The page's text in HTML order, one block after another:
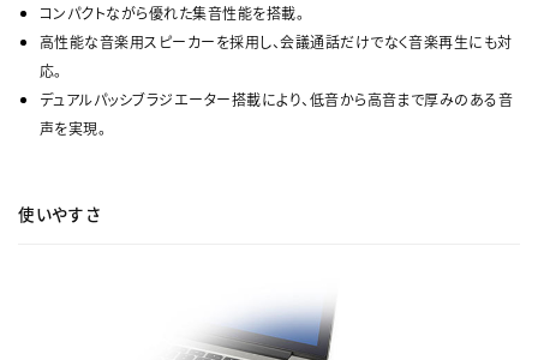
コンパクトながら優れた集音性能を搭載。
高性能な音楽用スピーカーを採用し、会議通話だけでなく音楽再生にも対
応。
デュアルパッシブラジエーター搭載により、低音から高音まで厚みのある音
声を実現。
使いやすさ